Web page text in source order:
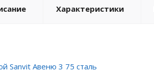
Характеристики
Sanvit Авеню 3 75 сталь